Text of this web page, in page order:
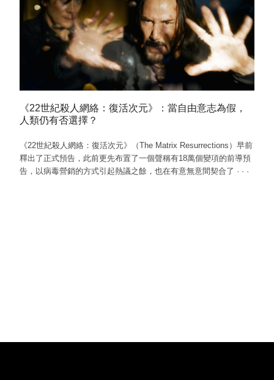
《22世紀殺人網絡：復活次元》：當自由意志為假，
人類仍有否選擇？
《22世紀殺人網絡：復活次元》（The Matrix Resurrections）早前
釋出了正式預告，此前更先布置了一個聲稱有18萬個變項的前導預
告，以病毒營銷的方式引起熱議之餘，也在有意無意間契合了 · · ·